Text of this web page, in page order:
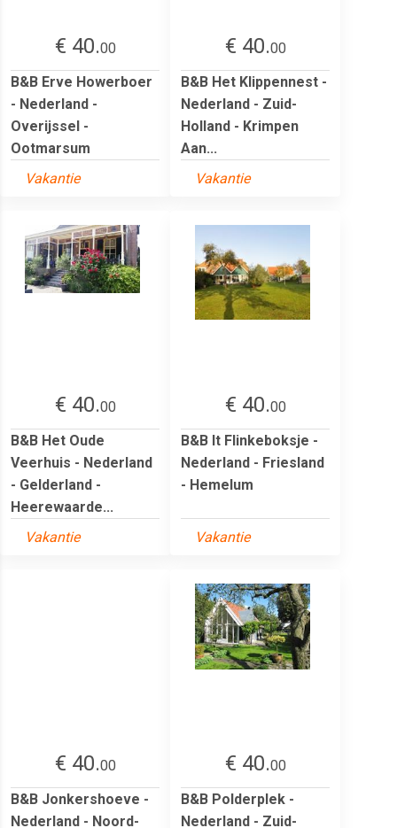
€ 40.00
B&B Erve Howerboer
- Nederland -
Overijssel -
Ootmarsum
Vakantie
€ 40.00
B&B Het Klippennest -
Nederland - Zuid-
Holland - Krimpen
Aan...
Vakantie
€ 40.00
B&B Het Oude
Veerhuis - Nederland
- Gelderland -
Heerewaarde...
Vakantie
€ 40.00
B&B It Flinkeboksje -
Nederland - Friesland
- Hemelum
Vakantie
€ 40.00
B&B Jonkershoeve -
Nederland - Noord-
€ 40.00
B&B Polderplek -
Nederland - Zuid-